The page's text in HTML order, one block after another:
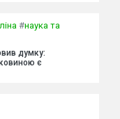
#наука та
думку:
є